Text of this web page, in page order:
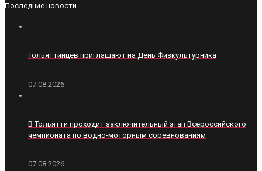
Последние новости
Тольяттинцев приглашают на День Физкультурника
07.08.2026
В Тольятти проходит заключительный этап Всероссийского
чемпионата по водно-моторным соревнованиям
07.08.2026